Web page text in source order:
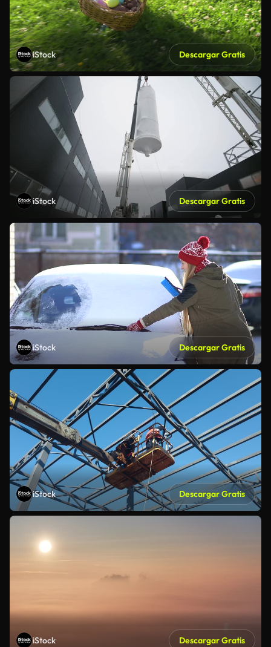
iStock Descargar Gratis
iStock Descargar Gratis
iStock Descargar Gratis
iStock Descargar Gratis
iStock Descargar Gratis